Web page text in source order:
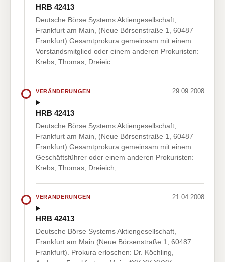
HRB 42413
Deutsche Börse Systems Aktiengesellschaft,
Frankfurt am Main, (Neue Börsenstraße 1, 60487
Frankfurt).Gesamtprokura gemeinsam mit einem
Vorstandsmitglied oder einem anderen Prokuristen:
Krebs, Thomas, Dreieic…
VERÄNDERUNGEN 29.09.2008
HRB 42413
Deutsche Börse Systems Aktiengesellschaft,
Frankfurt am Main, (Neue Börsenstraße 1, 60487
Frankfurt).Gesamtprokura gemeinsam mit einem
Geschäftsführer oder einem anderen Prokuristen:
Krebs, Thomas, Dreieich,…
VERÄNDERUNGEN 21.04.2008
HRB 42413
Deutsche Börse Systems Aktiengesellschaft,
Frankfurt am Main (Neue Börsenstraße 1, 60487
Frankfurt). Prokura erloschen: Dr. Köchling,